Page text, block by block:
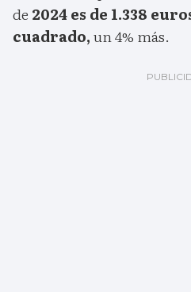
de 2024 es de 1.338
cuadrado,un 4% más.